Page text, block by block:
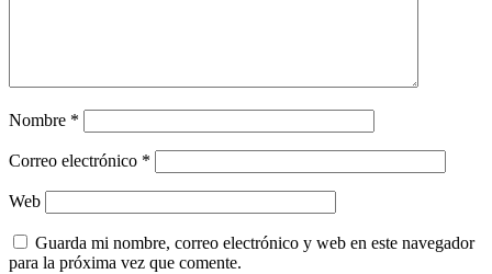
Nombre *
Correo electrónico *
Web
Guarda mi nombre, correo electrónico y web en este navegador
para la próxima vez que comente.